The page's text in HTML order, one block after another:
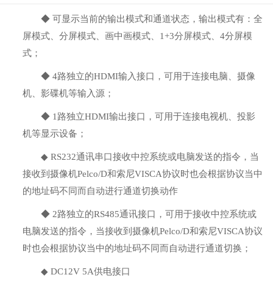
◆ 可显示当前的输出模式和通道状态，输出模式有：全
屏模式、分屏模式、画中画模式、 1+3分屏模式、 4分屏模
式；
◆ 4路独立的HDMI输入接口，可用于连接电脑、摄像
机、影碟机等输入源；
◆ 1路独立HDMI输出接口，可用于连接电视机、投影
机等显示设备；
◆ RS232通讯串口接收中控系统或电脑发送的指令，当
接收到摄像机Pelco/D和索尼VISCA协议时也会根据协议当中
的地址码不同而自动进行通道切换动作
◆ 2路独立的RS485通讯接口，可用于接收中控系统或
电脑发送的指令，当接收到摄像机Pelco/D和索尼VISCA协议
时也会根据协议当中的地址码不同而自动进行通道切换；
◆ DC12V 5A供电接口